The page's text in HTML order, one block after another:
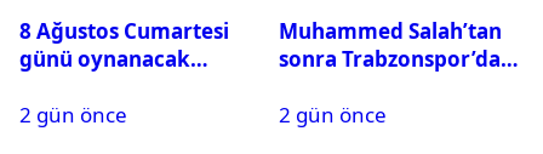
8 Ağustos Cumartesi
günü oynanacak
2 gün önce
Muhammed Salah’tan
sonra Trabzonspor’dan
2 gün önce